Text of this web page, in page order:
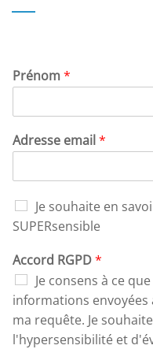
Prénom*
Adresse email *
Je souhaite en
SUPERsensible
Accord RGPD*
Je consens à ce
informations envoyées
ma requête. Je
l'hypersensibilité et